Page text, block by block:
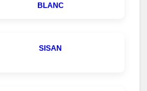
BLANC
SISAN